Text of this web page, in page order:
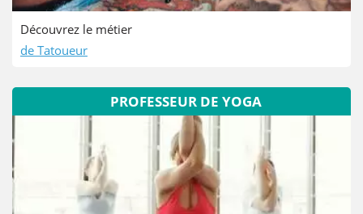
Découvrez le métier
de Tatoueur
PROFESSEUR DE YOGA